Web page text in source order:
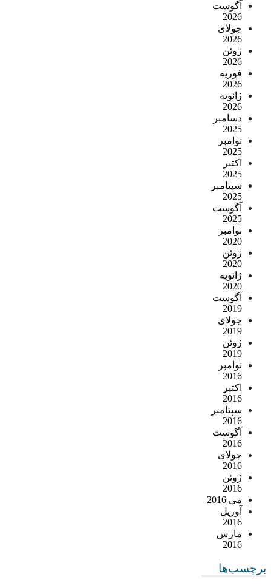
آگوست
2026
جولای
2026
ژوئن
2026
فوریه
2026
ژانویه
2026
دسامبر
2025
نوامبر
2025
اکتبر
2025
سپتامبر
2025
آگوست
2025
نوامبر
2020
ژوئن
2020
ژانویه
2020
آگوست
2019
جولای
2019
ژوئن
2019
نوامبر
2016
اکتبر
2016
سپتامبر
2016
آگوست
2016
جولای
2016
ژوئن
2016
می 2016
آوریل
2016
مارس
2016
برچسب‌ها